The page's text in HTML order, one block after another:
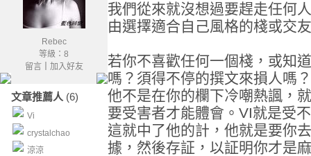
Rebec
等級：8
留言｜ 加入好友
文章推薦人 (6)
Vi
crystalchao
涼涼
我們從來就沒想過要趕走任何
由選擇適合自己風格的棧或交
若你不喜歡任何一個棧，或知
嗎？須得不停的撰文來損人嗎
他不是在你的欄下冷嘲熱諷，
要受害者才能體會。VI就是受
這就中了他的計，他就是要你
據，然後存証，以証明你才是